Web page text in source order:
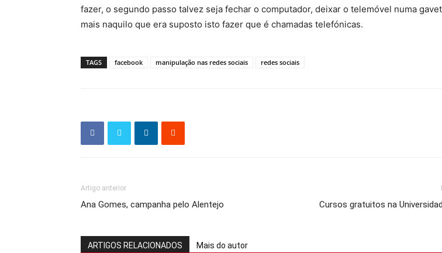
fazer, o segundo passo talvez seja fechar o computador, deixar o telemóvel numa
mais naquilo que era suposto isto fazer que é chamadas telefónicas.
TAGS facebook manipulação nas redes sociais redes sociais
Artigo anterior
Ana Gomes, campanha pelo Alentejo Cursos gratuitos na
ARTIGOS RELACIONADOS Mais do autor